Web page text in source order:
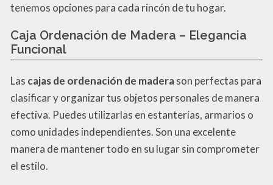
tenemos opciones para cada rincón de tu hogar.
Caja Ordenación de Madera – Elegancia
Funcional
Las cajas de ordenación de maderason perfectas para
clasificar y organizar tus objetos personales de manera
efectiva. Puedes utilizarlas en estanterías, armarios o
como unidades independientes. Son una excelente
manera de mantener todo en su lugar sin comprometer
el estilo.